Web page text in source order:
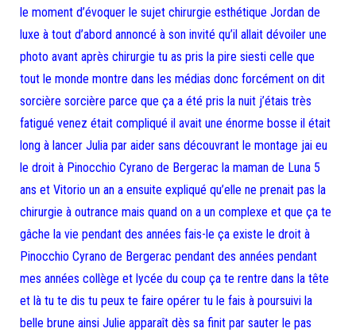
le moment d’évoquer le sujet chirurgie esthétique Jordan de
luxe à tout d’abord annoncé à son invité qu’il allait dévoiler une
photo avant après chirurgie tu as pris la pire siesti celle que
tout le monde montre dans les médias donc forcément on dit
sorcière sorcière parce que ça a été pris la nuit j’étais très
fatigué venez était compliqué il avait une énorme bosse il était
long à lancer Julia par aider sans découvrant le montage jai eu
le droit à Pinocchio Cyrano de Bergerac la maman de Luna 5
ans et Vitorio un an a ensuite expliqué qu’elle ne prenait pas la
chirurgie à outrance mais quand on a un complexe et que ça te
gâche la vie pendant des années fais-le ça existe le droit à
Pinocchio Cyrano de Bergerac pendant des années pendant
mes années collège et lycée du coup ça te rentre dans la tête
et là tu te dis tu peux te faire opérer tu le fais à poursuivi la
belle brune ainsi Julie apparaît dès sa finit par sauter le pas